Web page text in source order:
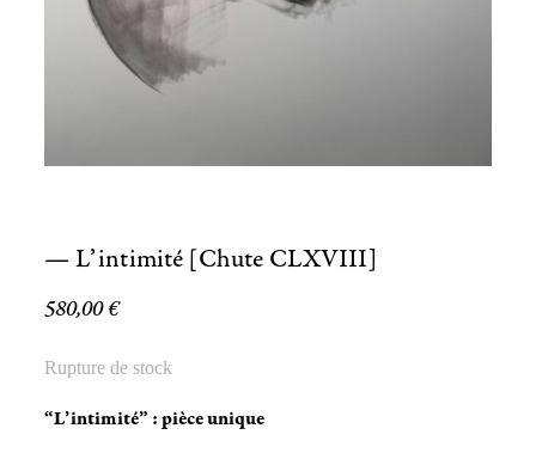
— L’intimité [Chute CLXVIII]
580,00€
Rupture de stock
“L’intimité” : pièce unique